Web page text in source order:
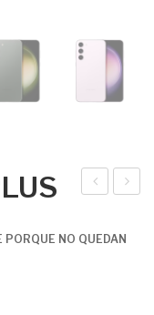
SU
SU
NO QUEDAN